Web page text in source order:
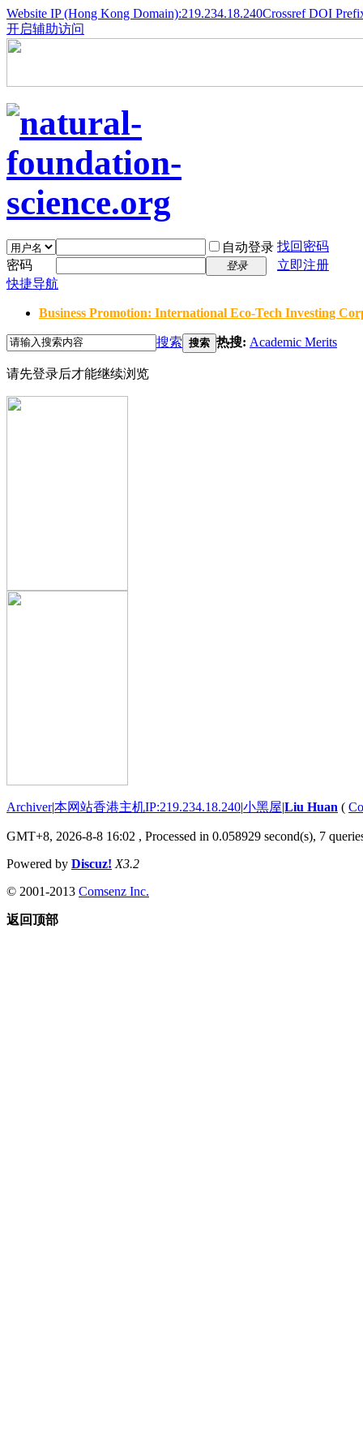
Website IP (Hong Kong Domain):219.234.18.240Crossref DOI
开启辅助访问
自动登录 找回密码
密码
登录
立即注册
快捷导航
Business Promotion: International Eco-Tech Investing
搜索 搜索 热搜: Academic Merits
请先登录后才能继续浏览
Archiver|本网站香港主机IP:219.234.18.240|小黑屋|Liu Huan (
GMT+8, 2026-8-8 16:02 , Processed in 0.058929 second(s), 7
Powered by Discuz! X3.2
© 2001-2013 Comsenz Inc.
返回顶部